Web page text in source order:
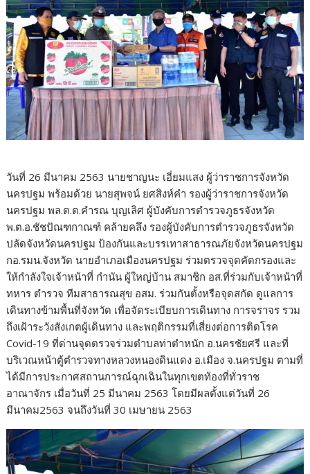
วันที่ 26 มีนาคม 2563 นายชาญนะ เอี่ยมแสง ผู้ว่าราชการจังหวัด
นครปฐม พร้อมด้วย นายสุพจน์ ยศสิงห์คำ รองผู้ว่าราชการจังหวัด
นครปฐม พล.ต.ต.คำรณ บุญเลิศ ผู้บังคับการตำรวจภูธรจังหวัด
พ.ต.อ.ชัชปัณฑกาณฑ์ คล้ายคลึง รองผู้บังคับการตำรวจภูธรจังหวัด
ปลัดจังหวัดนครปฐม ป้องกันและบรรเทาสาธารณภัยจังหวัดนครปฐม
กอ.รมน.จังหวัด นายอำเภอเมืองนครปฐม ร่วมตรวจจุดคัดกรองและ
ให้กำลังใจเจ้าหน้าที่ กำนัน ผู้ใหญ่บ้าน สมาชิก อส.ที่ร่วมกับเจ้าหน้าที่
ทหาร ตำรวจ ทีมสาธารณสุข อสม. ร่วมกันตั้งหรือจุดสกัด ดูแลการ
เดินทางข้ามพื้นที่จังหวัด เพื่อจัดระเบียบการเดินทาง การจราจร รวม
ถึงเฝ้าระวังสังเกตผู้เดินทาง และพฤติกรรมที่เสี่ยงต่อการติดโรค
Covid-19 ที่ด่านจุดตรวจร่วมตำบลท่าตำหนัก อ.นครชัยศรี และที่
บริเวณหน้าตู้ตำรวจทางหลวงหนองดินแดง อ.เมือง จ.นครปฐม ตามที่
ได้มีการประกาศสถานการณ์ฉุกเฉินในทุกเขตท้องที่ทั่วราช
อาณาจักร เมื่อวันที่ 25 มีนาคม 2563 โดยมีผลตั้งแต่วันที่ 26
มีนาคม2563 จนถึงวันที่ 30 เมษายน 2563